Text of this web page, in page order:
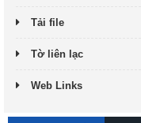
Tải file
Tờ liên lạc
Web Links